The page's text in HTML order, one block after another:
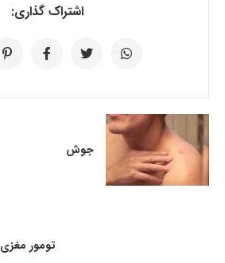
اشتراک گذاری:
جوش
تومور مغزی